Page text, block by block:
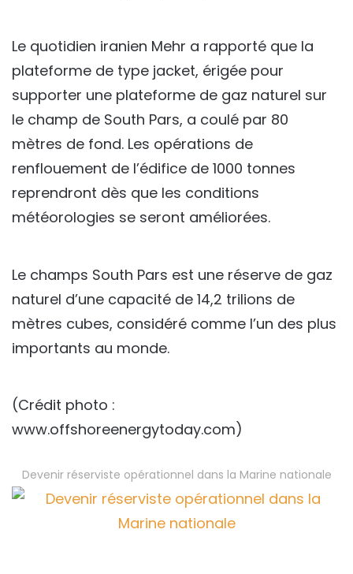
Le quotidien iranien Mehr a rapporté que la
plateforme de type jacket, érigée pour
supporter une plateforme de gaz naturel sur
le champ de South Pars, a coulé par 80
mètres de fond. Les opérations de
renflouement de l’édifice de 1000 tonnes
reprendront dès que les conditions
météorologies se seront améliorées.
Le champs South Pars est une réserve de gaz
naturel d’une capacité de 14,2 trilions de
mètres cubes, considéré comme l’un des plus
importants au monde.
(Crédit photo :
www.offshoreenergytoday.com)
Devenir réserviste opérationnel dans la Marine nationale